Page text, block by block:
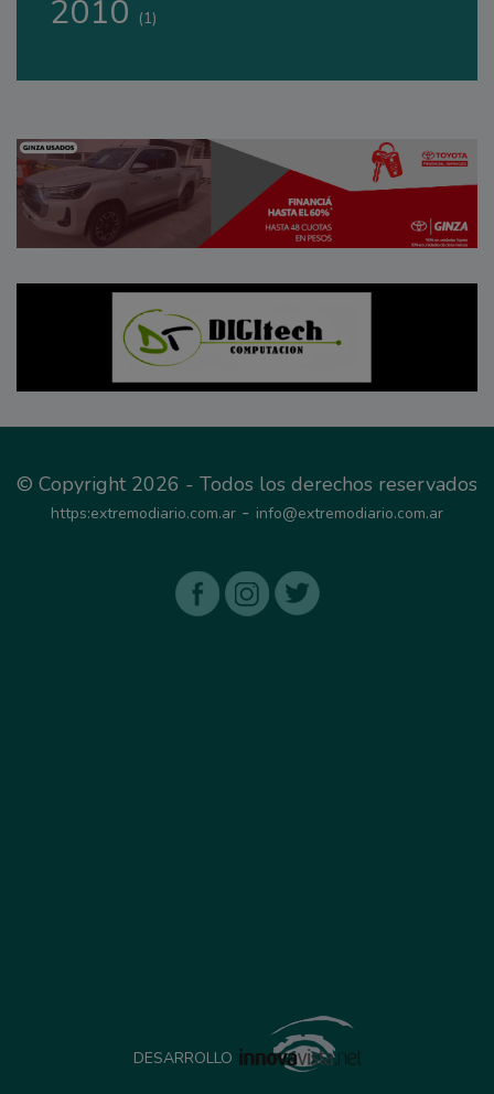
2010 (1)
© Copyright 2026 - Todos los derechos reservados
https:extremodiario.com.ar - info@extremodiario.com.ar
DESARROLLO